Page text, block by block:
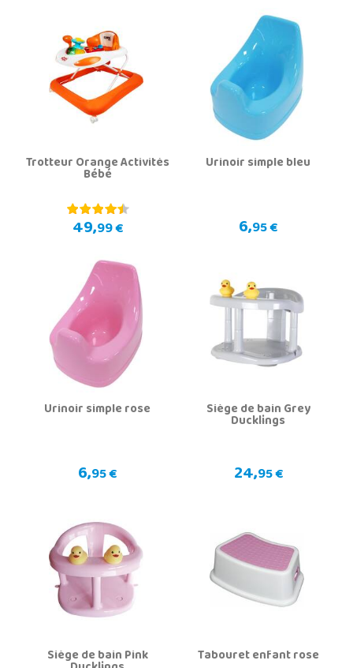
Trotteur Orange Activités
Bébé
49,99 €
Urinoir simple bleu
6,95 €
Urinoir simple rose
6,95 €
Siège de bain Grey
Ducklings
24,95 €
Siège de bain Pink Tabouret enfant rose